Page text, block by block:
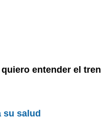
entender el tren
su salud